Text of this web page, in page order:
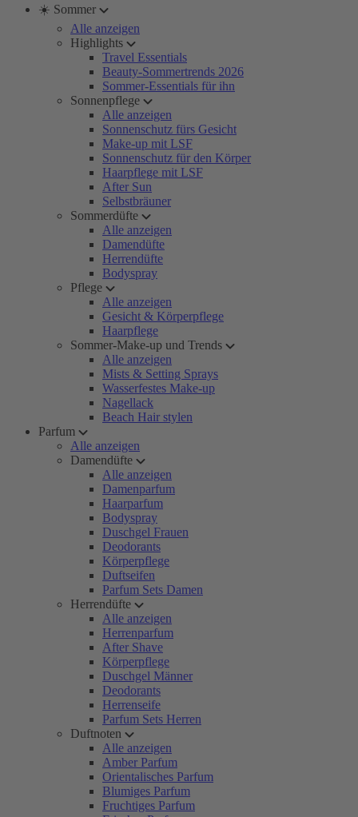
☀️ Sommer
Alle anzeigen
Highlights
Travel Essentials
Beauty-Sommertrends 2026
Sommer-Essentials für ihn
Sonnenpflege
Alle anzeigen
Sonnenschutz fürs Gesicht
Make-up mit LSF
Sonnenschutz für den Körper
Haarpflege mit LSF
After Sun
Selbstbräuner
Sommerdüfte
Alle anzeigen
Damendüfte
Herrendüfte
Bodyspray
Pflege
Alle anzeigen
Gesicht & Körperpflege
Haarpflege
Sommer-Make-up und Trends
Alle anzeigen
Mists & Setting Sprays
Wasserfestes Make-up
Nagellack
Beach Hair stylen
Parfum
Alle anzeigen
Damendüfte
Alle anzeigen
Damenparfum
Haarparfum
Bodyspray
Duschgel Frauen
Deodorants
Körperpflege
Duftseifen
Parfum Sets Damen
Herrendüfte
Alle anzeigen
Herrenparfum
After Shave
Körperpflege
Duschgel Männer
Deodorants
Herrenseife
Parfum Sets Herren
Duftnoten
Alle anzeigen
Amber Parfum
Orientalisches Parfum
Blumiges Parfum
Fruchtiges Parfum